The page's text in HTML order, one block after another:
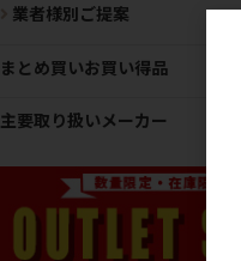
業者様別ご提案
まとめ買いお買い得品
主要取り扱いメーカー